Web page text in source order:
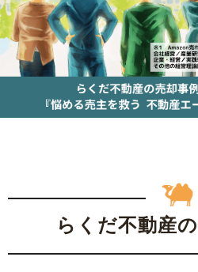
らくだ不動産の